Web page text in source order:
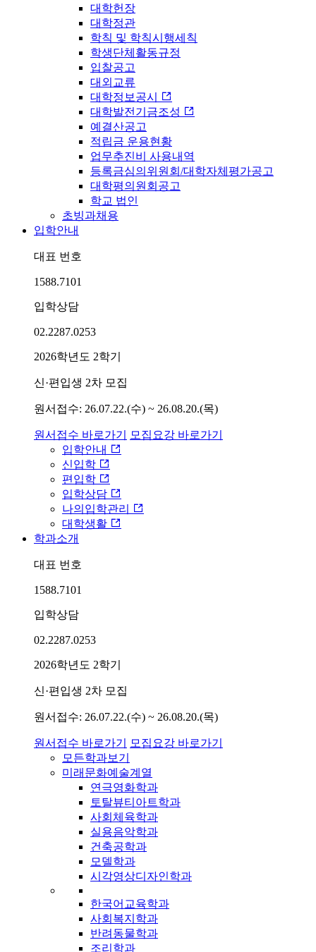
대학헌장
대학정관
학칙 및 학칙시행세칙
학생단체활동규정
입찰공고
대외교류
대학정보공시
대학발전기금조성
예결산공고
적립금 운용현황
업무추진비 사용내역
등록금심의위원회/대학자체평가공고
대학평의원회공고
학교 법인
초빙과채용
입학안내
대표 번호
1588.7101
입학상담
02.2287.0253
2026학년도 2학기
신·편입생 2차 모집
원서접수: 26.07.22.(수) ~ 26.08.20.(목)
원서접수 바로가기
모집요강 바로가기
입학안내
신입학
편입학
입학상담
나의입학관리
대학생활
학과소개
대표 번호
1588.7101
입학상담
02.2287.0253
2026학년도 2학기
신·편입생 2차 모집
원서접수: 26.07.22.(수) ~ 26.08.20.(목)
원서접수 바로가기
모집요강 바로가기
모든학과보기
미래문화예술계열
연극영화학과
토탈뷰티아트학과
사회체육학과
실용음악학과
건축공학과
모델학과
시각영상디자인학과
한국어교육학과
사회복지학과
반려동물학과
조리학과